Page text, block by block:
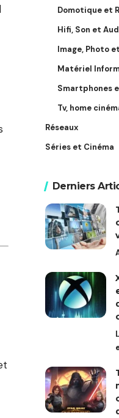
Domotique et
Hifi, Son et
Image, Photo
Matériel
Smartphones
Tv, home
Réseaux
Séries et Cinéma
Derniers